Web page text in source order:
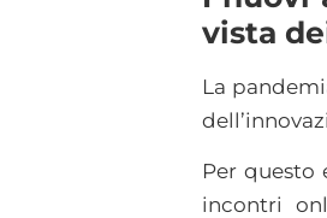
vista
La
Per questo
incontri